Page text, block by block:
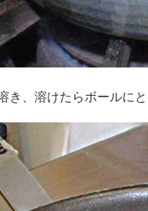
き、溶けたらボールにと